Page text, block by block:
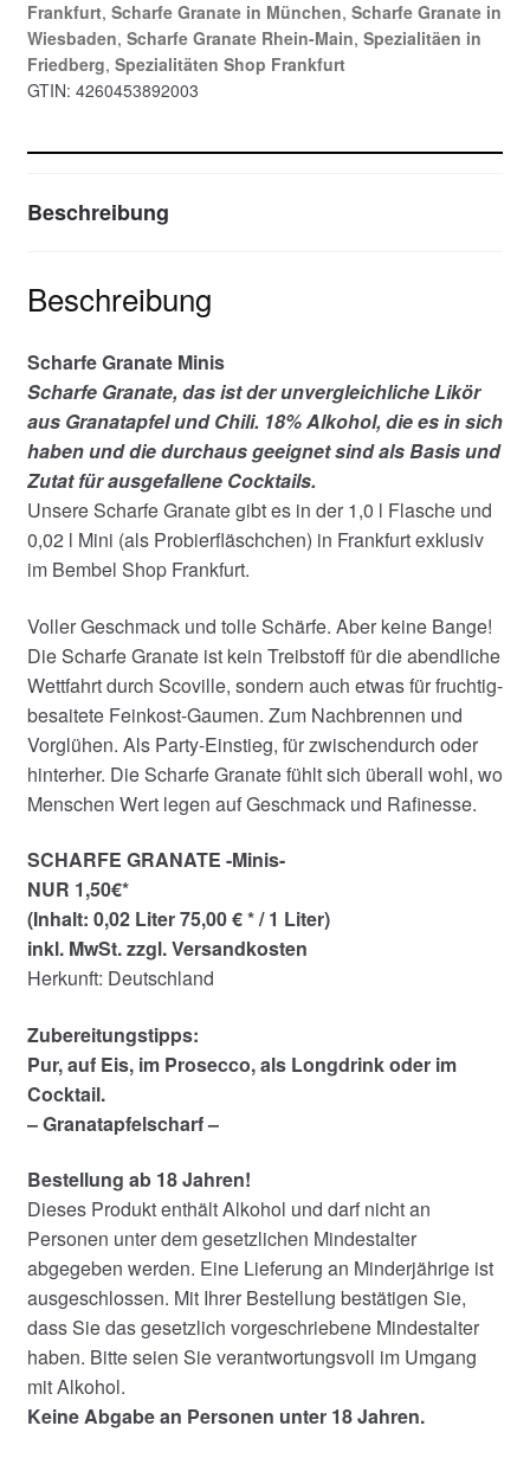
Frankfurt, Scharfe Granate in München, Scharfe Granate in
Wiesbaden, Scharfe Granate Rhein-Main, Spezialitäen in
Friedberg, Spezialitäten Shop Frankfurt
GTIN: 4260453892003
Beschreibung
Beschreibung
Scharfe Granate Minis
Scharfe Granate, das ist der unvergleichliche Likör
aus Granatapfel und Chili. 18% Alkohol, die es in sich
haben und die durchaus geeignet sind als Basis und
Zutat für ausgefallene Cocktails.
Unsere Scharfe Granate gibt es in der 1,0 l Flasche und
0,02 l Mini (als Probierfläschchen) in Frankfurt exklusiv
im Bembel Shop Frankfurt.
Voller Geschmack und tolle Schärfe. Aber keine Bange!
Die Scharfe Granate ist kein Treibstoff für die abendliche
Wettfahrt durch Scoville, sondern auch etwas für fruchtig-
besaitete Feinkost-Gaumen. Zum Nachbrennen und
Vorglühen. Als Party-Einstieg, für zwischendurch oder
hinterher. Die Scharfe Granate fühlt sich überall wohl, wo
Menschen Wert legen auf Geschmack und Rafinesse.
SCHARFE GRANATE -Minis-
NUR 1,50€*
(Inhalt: 0,02 Liter 75,00 € * / 1 Liter)
inkl. MwSt. zzgl. Versandkosten
Herkunft: Deutschland
Zubereitungstipps:
Pur, auf Eis, im Prosecco, als Longdrink oder im
Cocktail.
– Granatapfelscharf –
Bestellung ab 18 Jahren!
Dieses Produkt enthält Alkohol und darf nicht an
Personen unter dem gesetzlichen Mindestalter
abgegeben werden. Eine Lieferung an Minderjährige ist
ausgeschlossen. Mit Ihrer Bestellung bestätigen Sie,
dass Sie das gesetzlich vorgeschriebene Mindestalter
haben. Bitte seien Sie verantwortungsvoll im Umgang
mit Alkohol.
Keine Abgabe an Personen unter 18 Jahren.